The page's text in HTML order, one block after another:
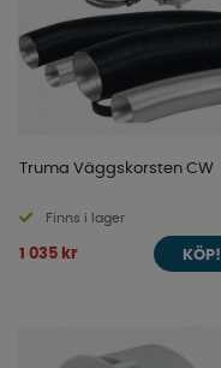
Truma Väggskorsten CW
Finns i lager
1 035 kr KÖP!